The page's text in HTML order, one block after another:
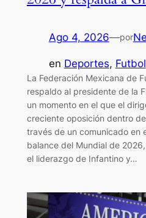
Ago 4, 2026—por
en Deportes, Futbol
La Federación Mexicana de
respaldo al presidente de la
un momento en el que el
creciente oposición dentro
través de un comunicado en
balance del Mundial de
el liderazgo de Infantino y…